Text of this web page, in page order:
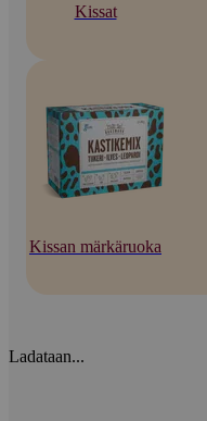
Kissat
Kissan märkäruoka
Ladataan...